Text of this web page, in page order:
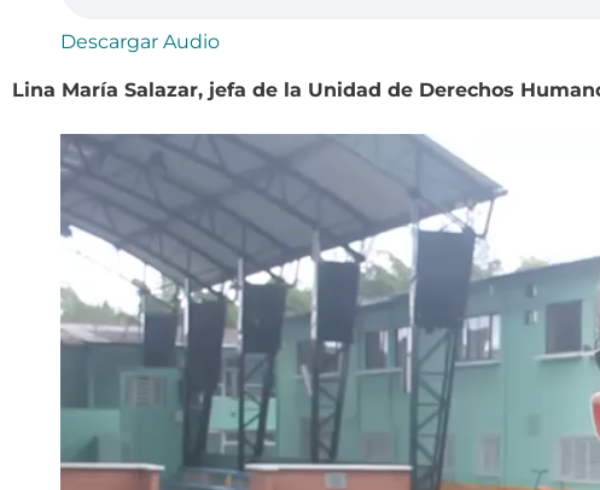
Descargar Audio
Lina María Salazar, jefa de la Unidad de Derechos